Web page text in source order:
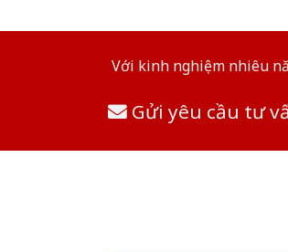
Với kinh nghiệm nhiêu
Gửi yêu cầu tư